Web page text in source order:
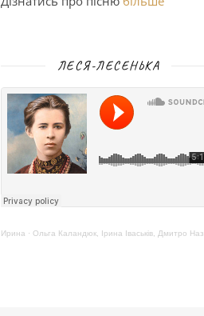
ЛЕСЯ-ЛЕСЕНЬКА
Ирина · Ольга Каландюк, Ірина Іваськів, Дмитро Назаренко – Леся-Лесенька